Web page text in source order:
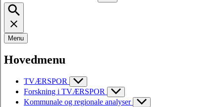
Menu
Hovedmenu
TVÆRSPOR
Forskning i TVÆRSPOR
Kommunale og regionale analyser